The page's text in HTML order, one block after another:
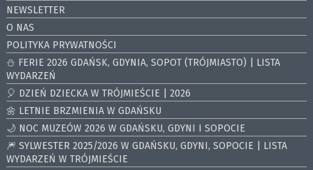
NEWSLETTER
O NAS
POLITYKA PRYWATNOŚCI
⛄️ FERIE 2026 GDAŃSK, GDYNIA, SOPOT (TRÓJMIASTO) | LISTA
WYDARZEŃ
🎈 DZIEŃ DZIECKA W TRÓJMIEŚCIE | 2026
🌼 LETNIE BRZMIENIA W GDAŃSKU
🌙 NOC MUZEÓW 2026 W GDAŃSKU, GDYNI I SOPOCIE
🎆 SYLWESTER 2025/2026 W GDAŃSKU, GDYNI, SOPOCIE | LISTA
WYDARZEŃ W TRÓJMIEŚCIE